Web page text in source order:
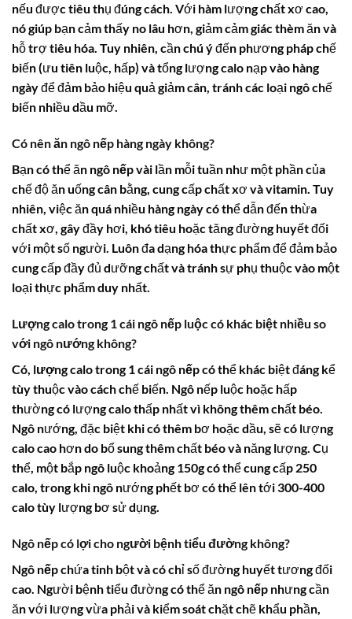
nếu được tiêu thụ đúng cách. Với hàm lượng chất xơ cao,
nó giúp bạn cảm thấy no lâu hơn, giảm cảm giác thèm ăn và
hỗ trợ tiêu hóa. Tuy nhiên, cần chú ý đến phương pháp chế
biến (ưu tiên luộc, hấp) và tổng lượngcalo nạp vào hàng
ngày để đảm bảo hiệu quả giảm cân, tránh các loại ngô chế
biến nhiều dầu mỡ.
Có nên ăn ngô nếp hàng ngày không?
Bạn có thể ăn ngô nếpvài lần mỗi tuần như một phần của
chế độ ăn uống cân bằng, cung cấp chất xơ và vitamin. Tuy
nhiên, việc ăn quá nhiều hàng ngày có thể dẫn đến thừa
chất xơ, gây đầy hơi, khó tiêu hoặc tăng đường huyết đối
với một số người. Luôn đa dạng hóa thực phẩm để đảm bảo
cung cấp đầy đủ dưỡng chất và tránh sự phụ thuộc vào một
loại thực phẩm duy nhất.
Lượng calo trong 1 cái ngô nếp luộc có khác biệt nhiều so
với ngô nướng không?
Có, lượng calo trong 1 cái ngô nếpcó thể khác biệt đáng kể
tùy thuộc vào cách chế biến. Ngô nếp luộc hoặc hấp
thường có lượng calo thấp nhất vì không thêm chất béo.
Ngô nướng, đặc biệt khi có thêm bơ hoặc dầu, sẽ có lượng
calo cao hơn do bổ sung thêm chất béo và năng lượng. Cụ
thể, một bắp ngô luộc khoảng 150g có thể cung cấp 250
calo, trong khi ngô nướng phết bơ có thể lên tới 300-400
calo tùy lượng bơ sử dụng.
Ngô nếp có lợi cho người bệnh tiểu đường không?
Ngô nếpchứa tinh bột và có chỉ số đường huyết tương đối
cao. Người bệnh tiểu đường có thể ăn ngô nếp nhưng cần
ăn với lượng vừa phải và kiểm soát chặt chẽ khẩu phần,